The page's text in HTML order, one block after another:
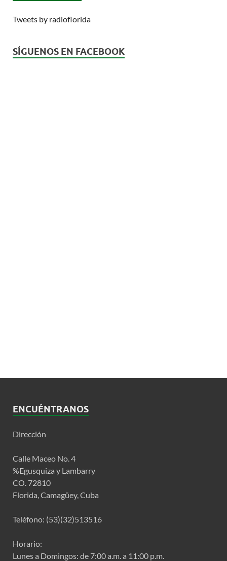
Tweets by radioflorida
SÍGUENOS EN FACEBOOK
ENCUÉNTRANOS
Dirección
Calle Maceo No. 4
%Egusquiza y Lambarry
CO. 72810
Florida, Camagüey, Cuba
Teléfono: (53)(32)513516
Horario:
Lunes a Domingos: de 7:00 a.m. a 11:00 p.m.